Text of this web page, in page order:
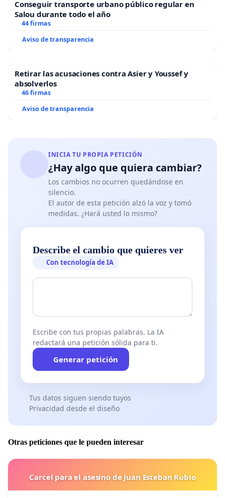
Conseguir transporte urbano público regular en
Salou durante todo el año
44 firmas
Aviso de transparencia
Retirar las acusaciones contra Asier y Youssef y
absolverlos
46 firmas
Aviso de transparencia
INICIA TU PROPIA PETICIÓN
¿Hay algo que quiera cambiar?
Los cambios no ocurren quedándose en
silencio.
El autor de esta petición alzó la voz y tomó
medidas. ¿Hará usted lo mismo?
Describe el cambio que quieres ver
Con tecnología de IA
Escribe con tus propias palabras. La IA
redactará una petición sólida para ti.
Generar petición
Tus datos siguen siendo tuyos
Privacidad desde el diseño
Otras peticiones que le pueden interesar
Carcel para el asesino de Juan Esteban Rubio